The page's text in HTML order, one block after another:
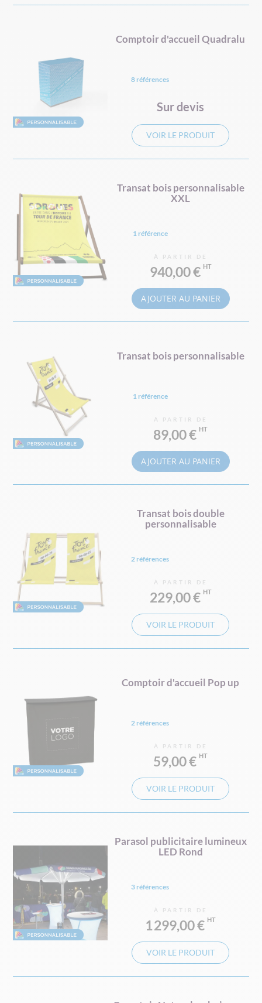
Comptoir d'accueil Quadralu
8 références
Sur devis
VOIR LE PRODUIT
Transat bois personnalisable
XXL
1 référence
À PARTIR DE
940,00 €
AJOUTER AU PANIER
Transat bois personnalisable
1 référence
À PARTIR DE
89,00 €
AJOUTER AU PANIER
Transat bois double
personnalisable
2 références
À PARTIR DE
229,00 €
VOIR LE PRODUIT
Comptoir d'accueil Pop up
2 références
À PARTIR DE
59,00 €
VOIR LE PRODUIT
Parasol publicitaire lumineux
LED Rond
3 références
À PARTIR DE
1 299,00 €
VOIR LE PRODUIT